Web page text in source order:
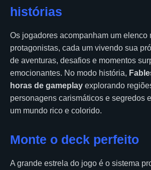
histórias
Os jogadores acompanham um elenco
protagonistas, cada um vivendo sua
de aventuras, desafios e momentos
emocionantes. No modo história,
horas de gameplay explorando
personagens carismáticos e segredos
um mundo rico e colorido.
Monte o deck perfeito
A grande estrela do jogo é o sistema